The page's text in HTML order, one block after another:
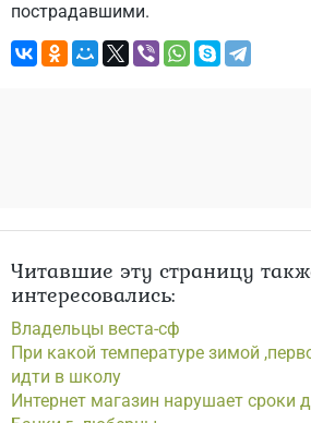
пострадавшими.
Читавшие эту страницу
интересовались:
Владельцы веста-сф
При какой температуре зимой
идти в школу
Интернет магазин нарушает сроки